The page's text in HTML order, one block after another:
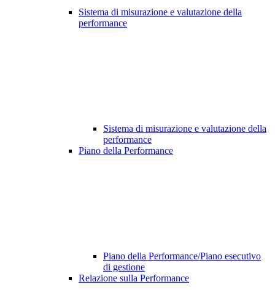
Sistema di misurazione e valutazione della
performance
Sistema di misurazione e valutazione della
performance
Piano della Performance
Piano della Performance/Piano esecutivo
di gestione
Relazione sulla Performance